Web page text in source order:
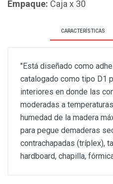
Empaque: Caja x 30
CARACTERÍSTICAS
"Está diseñado como
catalogado como tipo D1
interiores en donde las
moderadas a
humedad de la madera
para pegue demaderas
contrachapadas (tríplex),
hardboard, chapilla,